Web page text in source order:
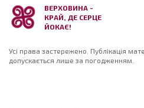
ВЕРХОВИНА -
КРАЙ, ДЕ СЕРЦЕ
ЙОКАЄ!
Усі права застережено. Публікація
допускається лише за погодженням.